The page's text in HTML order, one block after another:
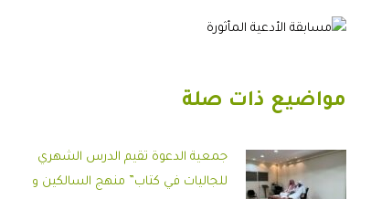
مواضيع ذات صلة
جمعية الدعوة تقيم الدرس الشهري
للجاليات في كتاب” منهج السالكين و